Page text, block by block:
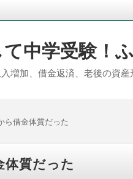
中学受験！
増加、借金返済、老後の資
ら借金体質だった
体質だった